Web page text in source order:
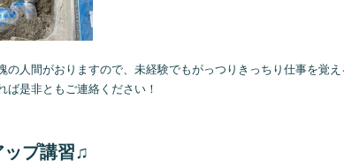
の人間がおりますので、未経験でもがっつりきっちり仕事を覚
ば是非ともご連絡ください！
ップ講習♫